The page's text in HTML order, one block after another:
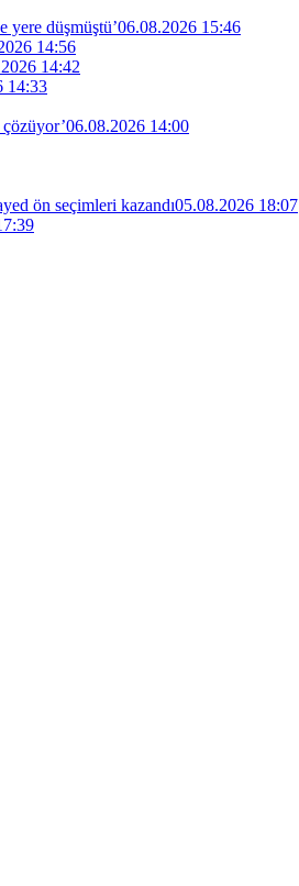
yere düşmüştü’06.08.2026 15:46
14:56
14:42
14:33
06.08.2026 14:00
ön seçimleri kazandı05.08.2026 18:07